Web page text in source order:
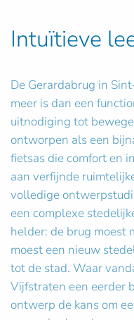
Intuïtieve
De Gerardabrug in
meer is dan een
uitnodiging tot
ontworpen als een
fietsas die comfort en
aan verfijnde
volledige
een complexe
helder: de brug moest
moest een nieuw
tot de stad. Waar
Vijfstraten een eerder
ontwerp de kans om